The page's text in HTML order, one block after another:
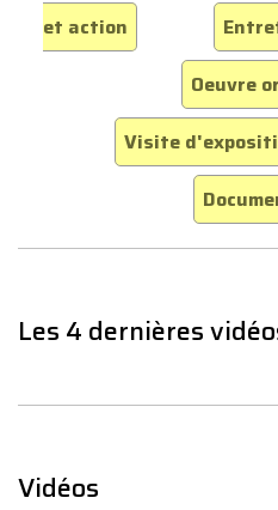
et action
Oeuvre
Visite
Les 4 dernières
Vidéos